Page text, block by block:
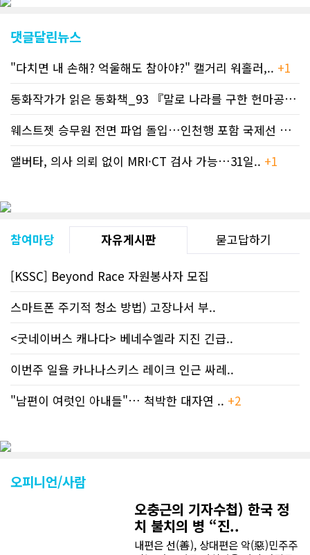
댓글달린뉴스
"다치면 내 손해? 억울해도 참아야?" 캘거리 워홀러,.. +1
동화작가가 읽은 동화책_93 『말로 나라를 구한 헌마공..+2
웨스트젯 승무원 전면 파업 돌입…인천행 포함 국제선 줄..
앨버타, 의사 의뢰 없이 MRI·CT 검사 가능…31일.. +1
참여마당 자유게시판 묻고답하기
[KSSC] Beyond Race 자원봉사자 모집
스마트폰 주기적 청소 방법) 고장나서 부..
<굿네이버스 캐나다> 베네수엘라 지진 긴급..
이번주 일욜 카나나스키스 레이크 인근 싸레..
"남편이 여럿인 아내들"… 척박한 대자연 .. +2
오피니언/사람
오충근의 기자수첩) 한국 정
치 불치의 병 “진..
내편은 선(善), 상대편은 악(惡)민주주